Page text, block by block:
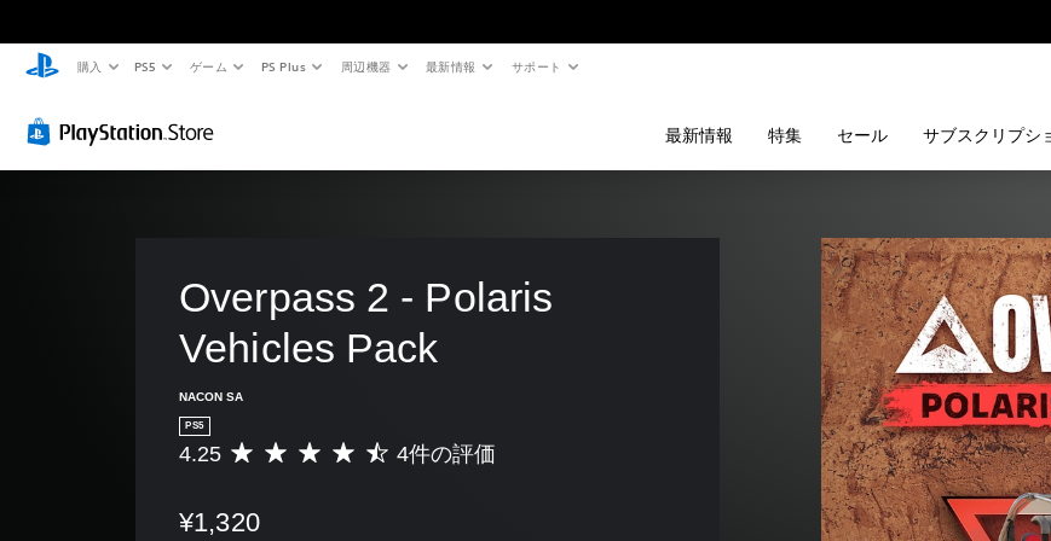
購入 PS5 ゲーム PS Plus 周辺機器 最新情報 サポート
最新情報 特集 セール サブスクリプシ
Overpass 2 - Polaris
Vehicles Pack
NACON SA
PS5
評
は
4.25 4件の評価
¥1,320